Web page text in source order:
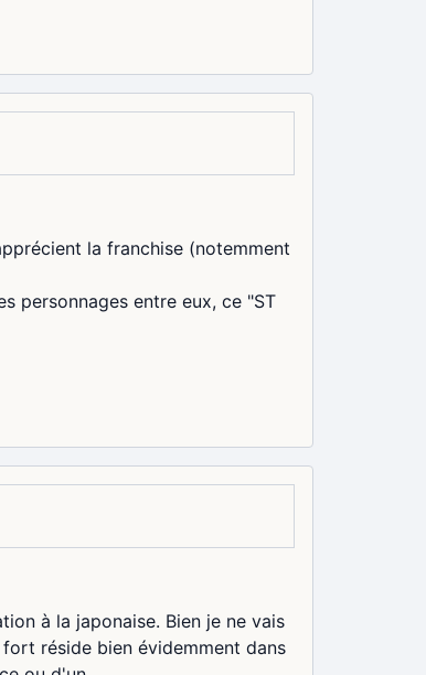
la franchise (notemment
personnages entre eux, ce "ST
à la japonaise. Bien je ne vais
réside bien évidemment dans